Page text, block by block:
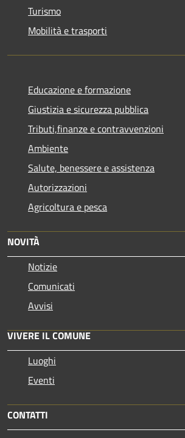
Turismo
Mobilità e trasporti
Educazione e formazione
Giustizia e sicurezza pubblica
Tributi,finanze e contravvenzioni
Ambiente
Salute, benessere e assistenza
Autorizzazioni
Agricoltura e pesca
NOVITÀ
Notizie
Comunicati
Avvisi
VIVERE IL COMUNE
Luoghi
Eventi
CONTATTI